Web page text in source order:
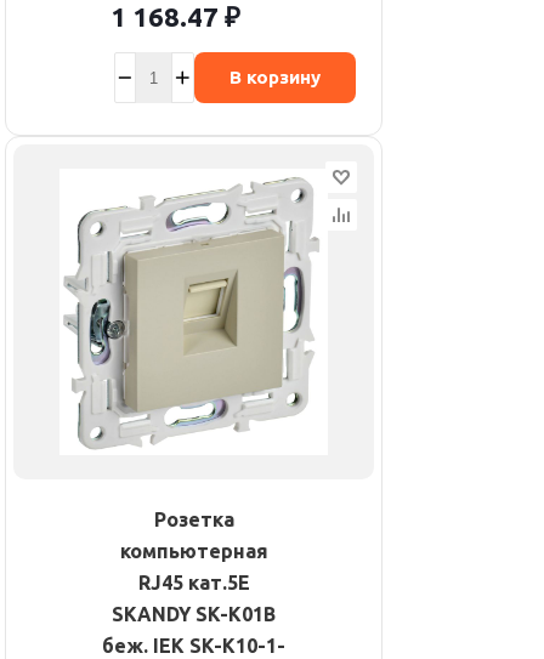
1 168.47 ₽
В корзину
Розетка
компьютерная
RJ45 кат.5E
SKANDY SK-K01B
беж. IEK SK-K10-1-